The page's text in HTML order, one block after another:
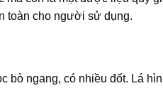
toàn cho người sử dụng.
bò ngang, có nhiều đốt. Lá